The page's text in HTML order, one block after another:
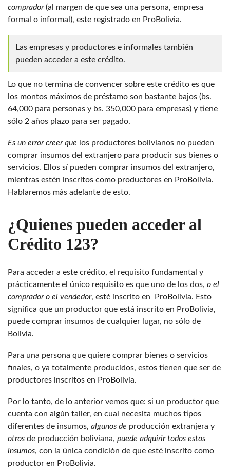
comprador(al margen de que sea una persona, empresa
formal o informal), este registrado en ProBolivia.
Las empresas y productores e informales también
pueden acceder a este crédito.
Lo que no termina de convencer sobre este crédito es que
los montos máximos de préstamo son bastante bajos (bs.
64,000 para personas y bs. 350,000 para empresas) y tiene
sólo 2 años plazo para ser pagado.
Es un error creer que los productores bolivianos no pueden
comprar insumos del extranjero para producir sus bienes o
servicios. Ellos sí pueden comprar insumos del extranjero,
mientras estén inscritos como productores en ProBolivia.
Hablaremos más adelante de esto.
¿Quienes pueden acceder al
Crédito 123?
Para acceder a este crédito, el requisito fundamental y
prácticamente el único requisito es que uno de los dos, o el
comprador o el vendedor, esté inscrito en ProBolivia. Esto
significa que un productor que está inscrito en ProBolivia,
puede comprar insumos de cualquier lugar, no sólo de
Bolivia.
Para una persona que quiere comprar bienes o servicios
finales, o ya totalmente producidos, estos tienen que ser de
productores inscritos en ProBolivia.
Por lo tanto, de lo anterior vemos que: si un productor que
cuenta con algún taller, en cual necesita muchos tipos
diferentes de insumos, algunos de producción extranjera y
otros de producción boliviana, puede adquirir todos estos
insumos, con la única condición de que esté inscrito como
productor en ProBolivia.